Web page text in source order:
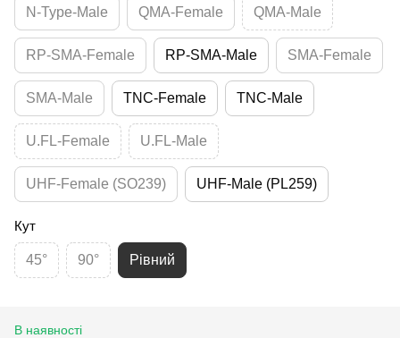
N-Type-Male QMA-Female QMA-Male
RP-SMA-Female RP-SMA-Male SMA-Female
SMA-Male TNC-Female TNC-Male
U.FL-Female U.FL-Male
UHF-Female (SO239) UHF-Male (PL259)
Кут
45° 90° Рівний
В наявності